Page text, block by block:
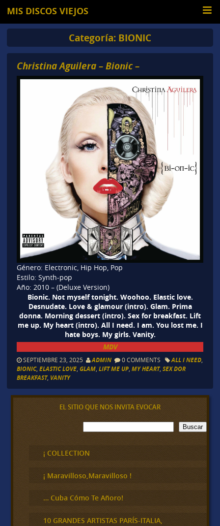
MIS DISCOS VIEJOS
Categoría: BIONIC
Christina Aguilera – Bionic –
Género: Electronic, Hip Hop, Pop
Estilo: Synth-pop
Año: 2010 – (Deluxe Version)
Bionic. Not myself tonight. Woohoo. Elastic love.
Desnudate. Love & glamour (intro). Glam. Prima
donna. Morning dessert (intro). Sex for breakfast. Lift
me up. My heart (intro). All I need. I am. You lost me. I
hate boys. My girls. Vanity.
MDV
SEPTIEMBRE 23, 2025 ADMIN 0 COMMENTS ALL I NEED,
BIONIC, ELASTIC LOVE, GLAM, LIFT ME UP, MY HEART, SEX DOR
BREAKFAST, VANITY
EL SITIO QUE NOS INVITA EVOCAR
B
u
c
a
Buscar
¡ COLLECTION
¡ Maravilloso,Maravilloso !
… Cuba Cómo Te Añoro!
10 GRANDES ARTISTAS PARÍS-ITALIA,